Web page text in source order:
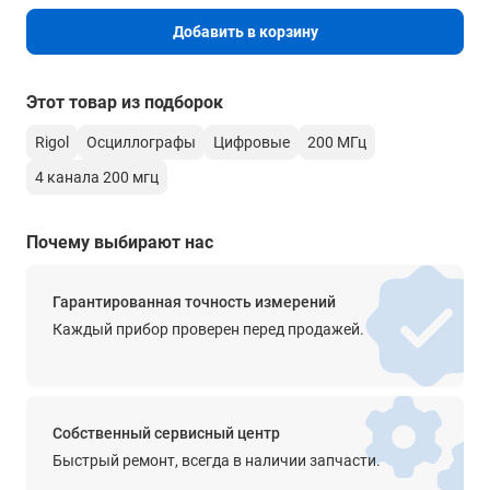
> 8 бит
14 бит, 16 бит
Аппаратная запись и воспроизведение сигналов в
реальном времени
Пиковый детектор
Тип и размер встроенного дисплея
10,1 дюймовый емкостный дисплей с функцией мультитач;
Система вертикального отклонения
Добавить в корзину
Этот товар из подборок
Rigol Осциллографы Цифровые
200 МГц
4 канала 200 мгц
Почему выбирают нас
Гарантированная точность измерений
Каждый прибор проверен перед продажей.
Собственный сервисный центр
Быстрый ремонт, всегда в наличии запчасти.